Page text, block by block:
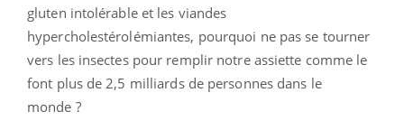
gluten intolérable et les viandes
hypercholestérolémiantes, pourquoi ne pas se tourner
vers les insectes pour remplir notre assiette comme le
font plus de 2,5 milliards de personnes dans le
monde ?